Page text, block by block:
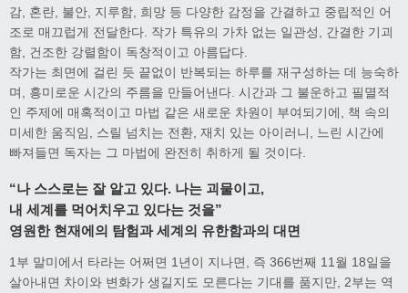
감, 혼란, 불안, 지루함, 희망 등 다양한 감정을 간결하고 중립적인 어
조로 매끄럽게 전달한다. 작가 특유의 가차 없는 일관성, 간결한 기괴
함, 건조한 강렬함이 독창적이고 아름답다.
작가는 최면에 걸린 듯 끝없이 반복되는 하루를 재구성하는 데 능숙하
며, 흥미로운 시간의 주름을 만들어낸다. 시간과 그 불운하고 필멸적
인 주제에 매혹적이고 마법 같은 새로운 차원이 부여되기에, 책 속의
미세한 움직임, 스릴 넘치는 전환, 재치 있는 아이러니, 느린 시간에
빠져들면 독자는 그 마법에 완전히 취하게 될 것이다.
“나 스스로는 잘 알고 있다. 나는 괴물이고,
내 세계를 먹어치우고 있다는 것을”
영원한 현재에의 탐험과 세계의 유한함과의 대면
1부 말미에서 타라는 어쩌면 1년이 지나면, 즉 366번째 11월 18일을
살아내면 차이와 변화가 생길지도 모른다는 기대를 품지만, 2부는 역